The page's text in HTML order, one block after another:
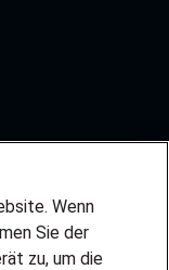
Wenn
Sie der
zu, um die